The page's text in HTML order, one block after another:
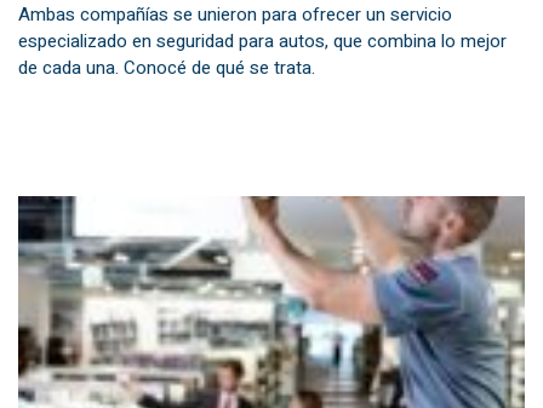
Ambas compañías se unieron para ofrecer un servicio
especializado en seguridad para autos, que combina lo mejor
de cada una. Conocé de qué se trata.